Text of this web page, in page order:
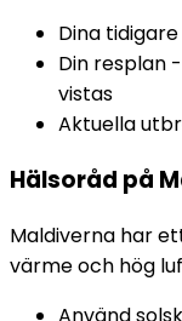
Dina
Din resplan
vistas
Aktuella
Hälsoråd på
Maldiverna har
värme och hög
Använd